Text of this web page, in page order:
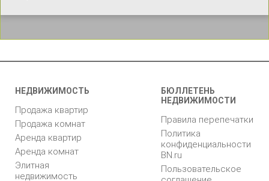
НЕДВИЖИМОСТЬ
Продажа квартир
Продажа комнат
Аренда квартир
Аренда комнат
Элитная
недвижимость
БЮЛЛЕТЕНЬ
НЕДВИЖИМОСТИ
Правила перепечатки
Политика
конфиденциальности
BN.ru
Пользовательское